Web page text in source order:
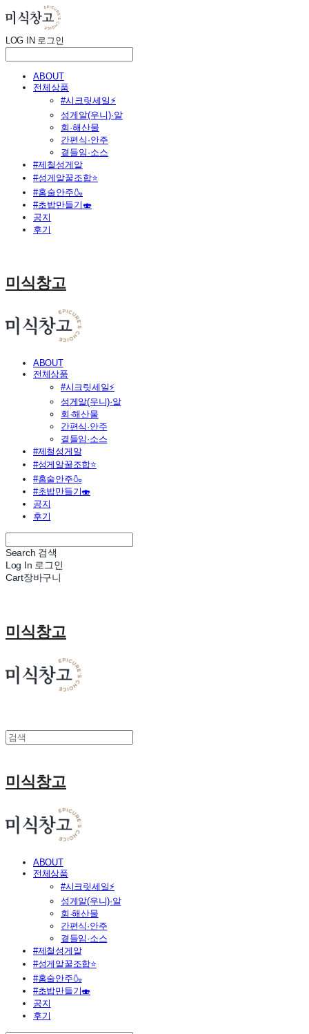
LOG IN 로그인
ABOUT
전체상품
#시크릿세일⚡
성게알(우니)·알
회·해산물
간편식·안주
곁들임·소스
#제철성게알
#성게알꿀조합⭐
#홈술안주🍶
#초밥만들기🍣
공지
후기
미식창고
ABOUT
전체상품
#시크릿세일⚡
성게알(우니)·알
회·해산물
간편식·안주
곁들임·소스
#제철성게알
#성게알꿀조합⭐
#홈술안주🍶
#초밥만들기🍣
공지
후기
Search 검색
Log In 로그인
Cart장바구니
미식창고
미식창고
ABOUT
전체상품
#시크릿세일⚡
성게알(우니)·알
회·해산물
간편식·안주
곁들임·소스
#제철성게알
#성게알꿀조합⭐
#홈술안주🍶
#초밥만들기🍣
공지
후기